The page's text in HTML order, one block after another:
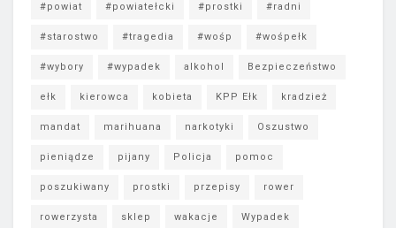
#powiat #powiatełcki #prostki #radni
#starostwo #tragedia #wośp #wośpełk
#wybory #wypadek alkohol Bezpieczeństwo
ełk kierowca kobieta KPP Ełk kradzież
mandat marihuana narkotyki Oszustwo
pieniądze pijany Policja pomoc
poszukiwany prostki przepisy rower
rowerzysta sklep wakacje Wypadek